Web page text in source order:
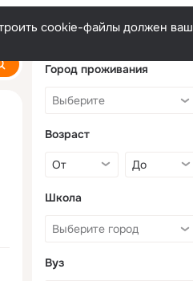
cookie-файлы должен ваш
Город проживания
Возраст
Школа
Вуз